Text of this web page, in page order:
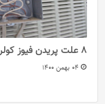
8 علت پریدن فیوز کولر گازی
04 بهمن 1400